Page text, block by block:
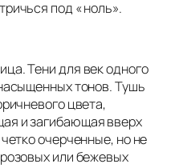
под « ноль».
Тени для век одного
тонов. Тушь
цвета,
и загибающая вверх
очерченные, но не
или бежевых